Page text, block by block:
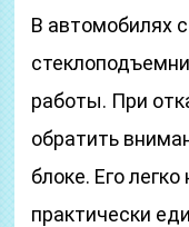
В автомобилях
работы. При
обратить
блоке. Его
практически